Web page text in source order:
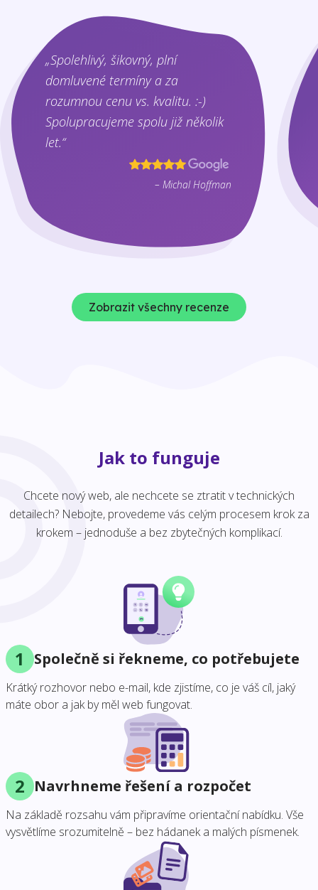
„Spolehlivý, šikovný, plní
domluvené termíny a za
rozumnou cenu vs. kvalitu. :-)
Spolupracujeme spolu již několik
let.“
– Michal Hoffman
Zobrazit všechny recenze
Jak to funguje
Chcete nový web, ale nechcete se ztratit v technických
detailech? Nebojte, provedeme vás celým procesem krok za
krokem – jednoduše a bez zbytečných komplikací.
1 Společně si řekneme, co potřebujete
Krátký rozhovor nebo e-mail, kde zjistíme, co je váš cíl, jaký
máte obor a jak by měl web fungovat.
2 Navrhneme řešení a rozpočet
Na základě rozsahu vám připravíme orientační nabídku. Vše
vysvětlíme srozumitelně – bez hádanek a malých písmenek.